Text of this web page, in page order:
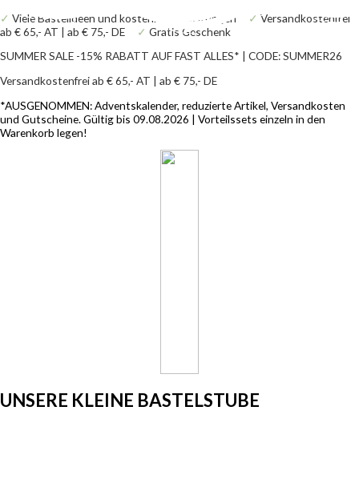
Inhalt
springen
✓ Viele Bastelideen und kostenlose Anleitungen ✓ Versandkostenfrei
ab € 65,- AT | ab € 75,- DE
✓ Gratis Geschenk
SUMMER SALE -15% RABATT AUF FAST ALLES* | CODE: SUMMER26
Versandkostenfrei ab € 65,- AT | ab € 75,- DE
*AUSGENOMMEN: Adventskalender, reduzierte Artikel, Versandkosten
und Gutscheine. Gültig bis 09.08.2026 | Vorteilssets einzeln in den
Warenkorb legen!
UNSERE KLEINE BASTELSTUBE
search
search
Glaube
und
Menge